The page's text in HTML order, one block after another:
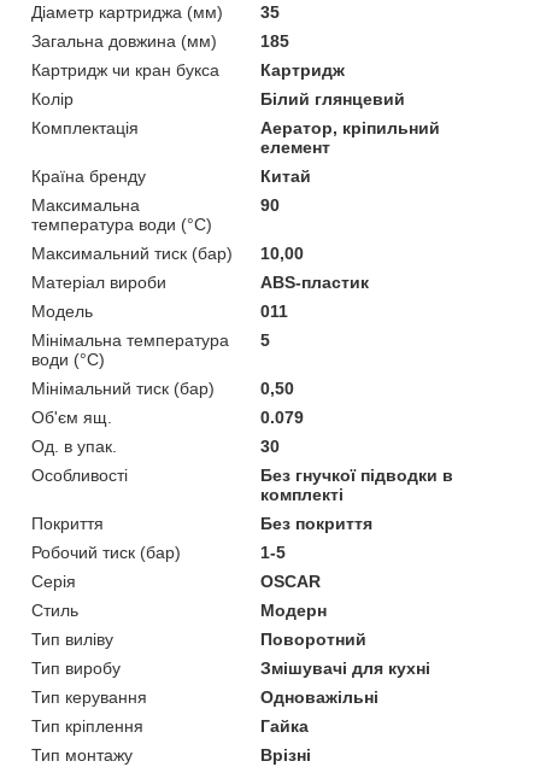
Діаметр картриджа (мм)
35
Загальна довжина (мм)
185
Картридж чи кран букса
Картридж
Колір
Білий глянцевий
Комплектація
Аератор, кріпильний
елемент
Країна бренду
Китай
Максимальна
температура води (°C)
90
Максимальний тиск (бар)
10,00
Матеріал вироби
ABS-пластик
Мoдель
011
Мінімальна температура
води (°C)
5
Мінімальний тиск (бар)
0,50
Об'єм ящ.
0.079
Од. в упак.
30
Особливості
Без гнучкої підводки в
комплекті
Покриття
Без покриття
Робочий тиск (бар)
1-5
Серія
OSCAR
Стиль
Модерн
Тип виліву
Поворотний
Тип виробу
Змішувачі для кухні
Тип керування
Одноважільні
Тип кріплення
Гайка
Тип монтажу
Врізні